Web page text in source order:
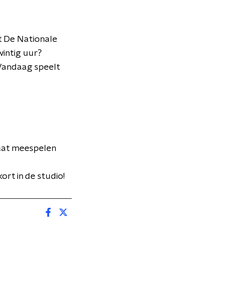
De Nationale
uur?
speelt
meespelen
in de studio!